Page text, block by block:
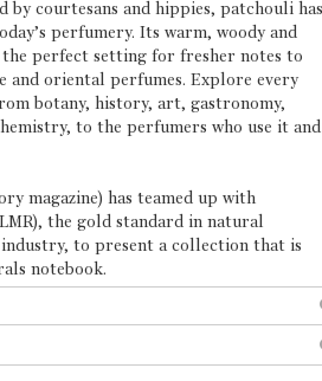
by courtesans and hippies, patchouli has
perfumery. Its warm, woody and
perfect setting for fresher notes to
and oriental perfumes. Explore every
botany, history, art, gastronomy,
to the perfumers who use it and
magazine) has teamed up with
the gold standard in natural
to present a collection that is
notebook.